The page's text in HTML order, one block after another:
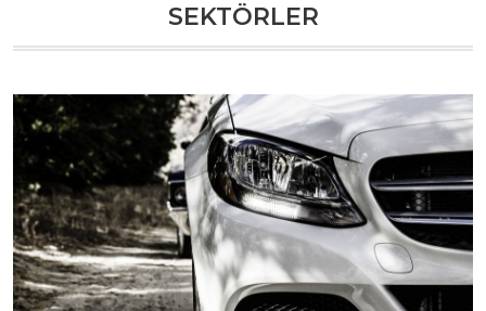
SEKTÖRLER